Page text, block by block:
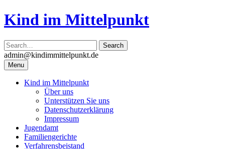
Skip
to
Kind im Mittelpunkt
admin@kindimmittelpunkt.de
Menu
Kind im Mittelpunkt
Über uns
Unterstützen Sie uns
Datenschutzerklärung
Impressum
Jugendamt
Familiengerichte
Verfahrensbeistand